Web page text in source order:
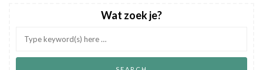
Wat zoek je?